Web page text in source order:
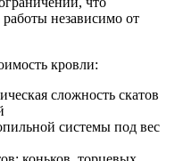
независимо от
кровли:
сложность скатов
системы под вес